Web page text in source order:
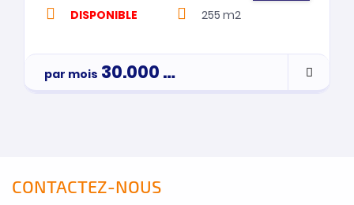
DISPONIBLE 255 m2
par mois 30.000Dh
CONTACTEZ-NOUS